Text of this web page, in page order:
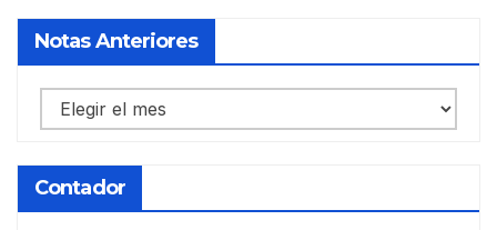
Notas Anteriores
Notas
anteriores
Contador